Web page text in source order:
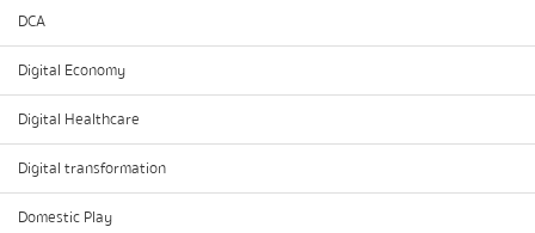
DCA
Digital Economy
Digital Healthcare
Digital transformation
Domestic Play